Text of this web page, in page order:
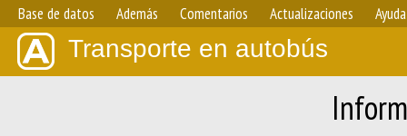
Base de datos Además Comentarios Actualizaciones Ayuda
Transporte en autobús